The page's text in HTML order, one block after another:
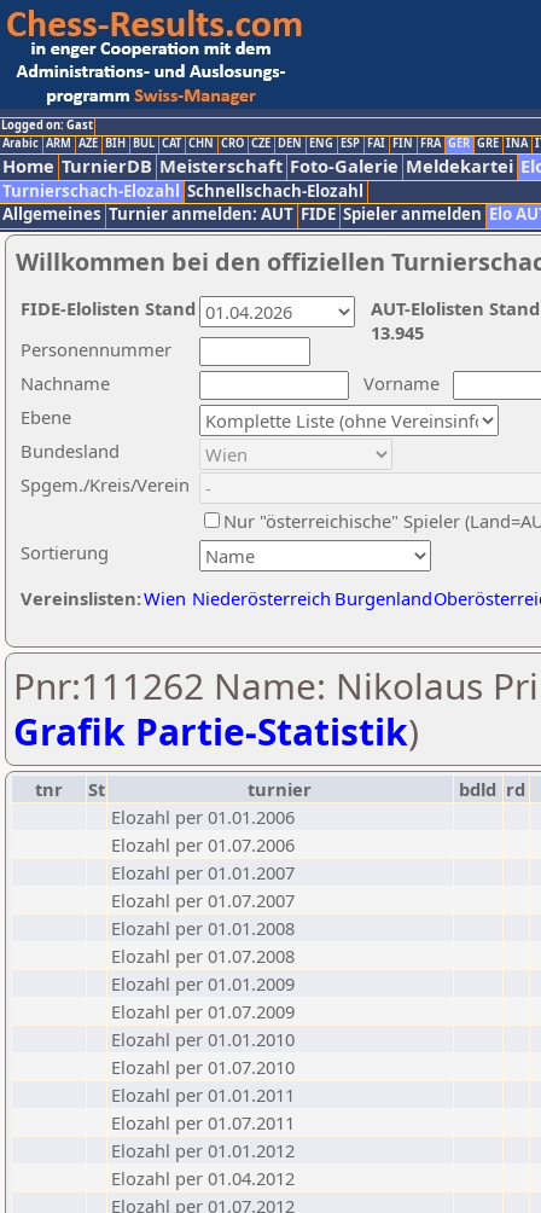
Logged on: Gast
Arabic ARM AZE BIH BUL CAT CHN CRO CZE DEN ENG ESP FAI FIN FRA GER GRE INA
Home TurnierDB Meisterschaft Foto-Galerie Meldekartei
Turnierschach-Elozahl Schnellschach-Elozahl
Allgemeines Turnier anmelden: AUT FIDE Spieler anmelden Elo
Willkommen bei den offiziellen
Nachname
Vorname
Ebene
Sortierung
Personennummer
Bundesland
Spgem./Kreis/Verein
Nur "österreichische" Spieler
Vereinslisten:Wien Niederösterreich Burgenland
AUT-Elolisten
13.945
FIDE-Elolisten Stand
Pnr:111262 Name: Nikolaus
Grafik Partie-Statistik)
tnr St turnier bdld rd
Elozahl per 01.01.2006
Elozahl per 01.07.2006
Elozahl per 01.01.2007
Elozahl per 01.07.2007
Elozahl per 01.01.2008
Elozahl per 01.07.2008
Elozahl per 01.01.2009
Elozahl per 01.07.2009
Elozahl per 01.01.2010
Elozahl per 01.07.2010
Elozahl per 01.01.2011
Elozahl per 01.07.2011
Elozahl per 01.01.2012
Elozahl per 01.04.2012
Elozahl per 01.07.2012